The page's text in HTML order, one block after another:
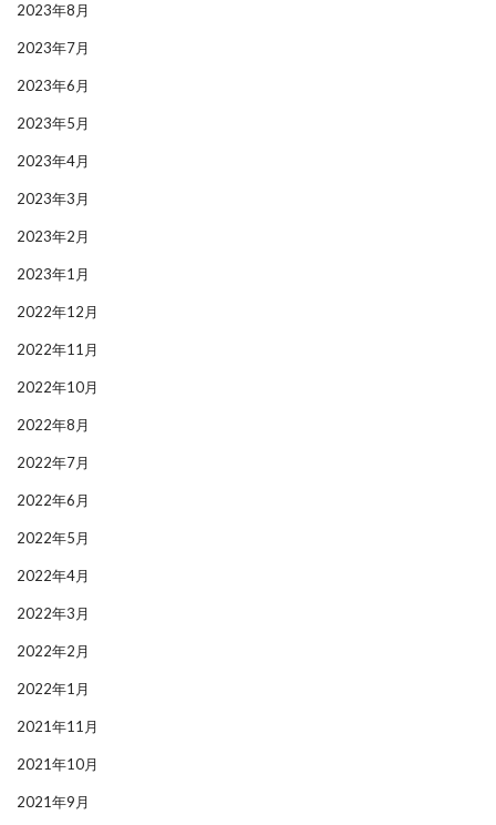
2023年8月
2023年7月
2023年6月
2023年5月
2023年4月
2023年3月
2023年2月
2023年1月
2022年12月
2022年11月
2022年10月
2022年8月
2022年7月
2022年6月
2022年5月
2022年4月
2022年3月
2022年2月
2022年1月
2021年11月
2021年10月
2021年9月